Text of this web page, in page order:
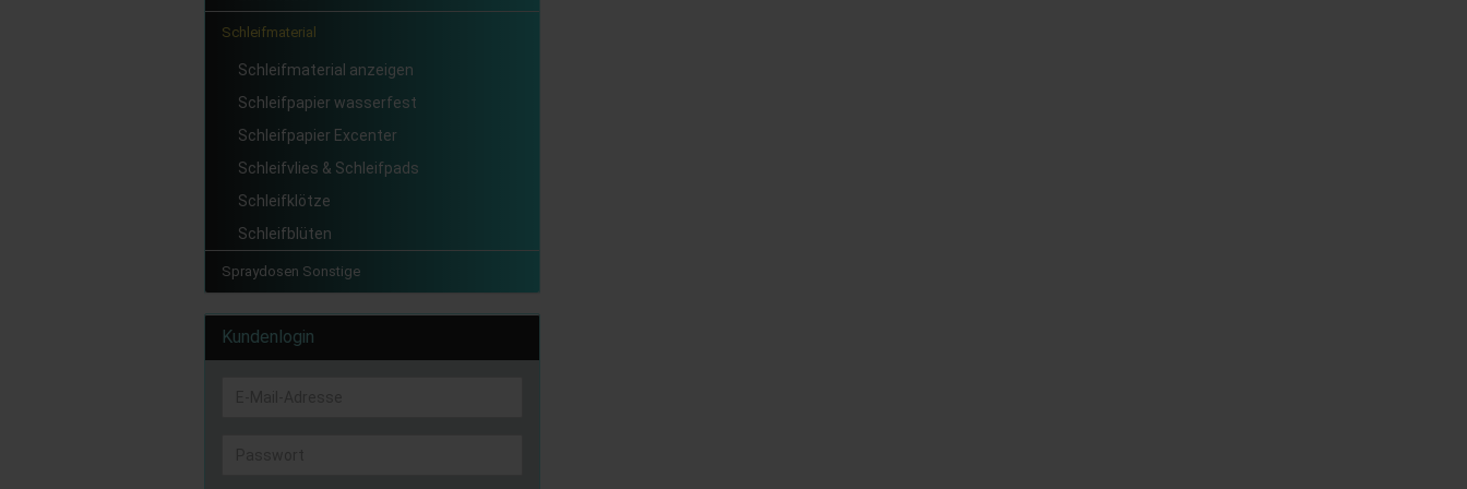
Schleifmaterial
Schleifmaterial anzeigen
Schleifpapier wasserfest
Schleifpapier Excenter
Schleifvlies & Schleifpads
Schleifklötze
Schleifblüten
Spraydosen Sonstige
Kundenlogin